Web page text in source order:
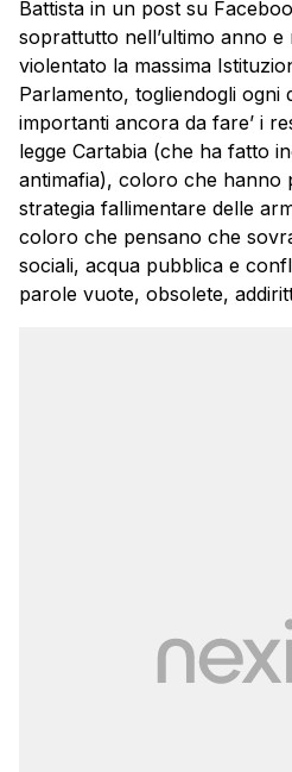
Battista in un post su
soprattutto nell’ultimo anno
violentato la massima
Parlamento, togliendogli ogni
importanti ancora da fare’ i
legge Cartabia (che ha fatto
antimafia), coloro che hanno
strategia fallimentare delle
coloro che pensano che
sociali, acqua pubblica e
parole vuote, obsolete,